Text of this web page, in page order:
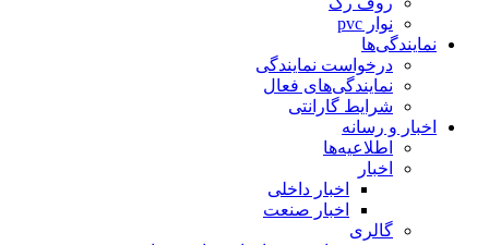
نوار pvc
نمایندگی‌ها
درخواست نمایندگی
نمایندگی‌های فعال
شرایط گارانتی
اخبار و رسانه
اطلاعیه‌ها
اخبار
اخبار داخلی
اخبار صنعت
گالری